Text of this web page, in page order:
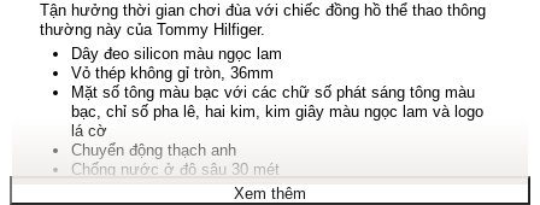
Tận hưởng thời gian chơi đùa với chiếc đồng hồ thể thao thông
thường này của Tommy Hilfiger.
Dây đeo silicon màu ngọc lam
Vỏ thép không gỉ tròn, 36mm
Mặt số tông màu bạc với các chữ số phát sáng tông màu
bạc, chỉ số pha lê, hai kim, kim giây màu ngọc lam và logo
lá cờ
Chuyển động thạch anh
Chống nước ở độ sâu 30 mét
Bảo hành giới hạn mười năm
Xem thêm